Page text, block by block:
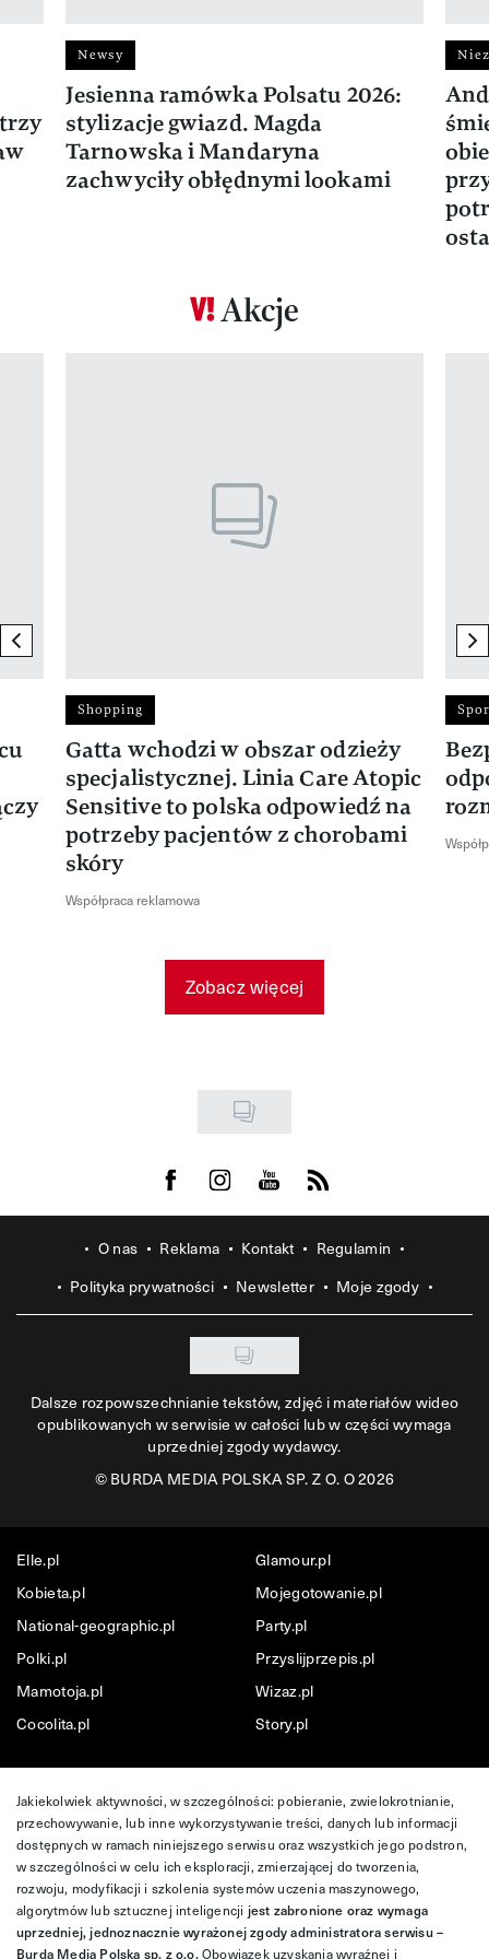
Newsy
Jesienna ramówka Polsatu 2026:
stylizacje gwiazd. Magda
Tarnowska i Mandaryna
zachwyciły obłędnymi lookami
Akcje
previous element
Shopping
Gatta wchodzi w obszar odzieży
specjalistycznej. Linia Care Atopic
Sensitive to polska odpowiedź na
potrzeby pacjentów z chorobami
skóry
Współpraca reklamowa
Zobacz więcej
Visit us on Facebook
Visit us on Instagram
Visit us on Youtube
Visit us on Rss
O nas Reklama Kontakt
Regulamin
Polityka prywatności
Newsletter Moje zgody
Dalsze rozpowszechnianie tekstów, zdjęć i materiałów wideo
opublikowanych w serwisie w całości lub w części wymaga
uprzedniej zgody wydawcy.
©BURDA MEDIA POLSKA SP. Z O. O 2026
Elle.pl
Glamour.pl
Kobieta.pl
Mojegotowanie.pl
National-geographic.pl
Party.pl
Polki.pl
Przyslijprzepis.pl
Mamotoja.pl
Wizaz.pl
Cocolita.pl
Story.pl
Jakiekolwiek aktywności, w szczególności: pobieranie, zwielokrotnianie,
przechowywanie, lub inne wykorzystywanie treści, danych lub informacji
dostępnych w ramach niniejszego serwisu oraz wszystkich jego podstron,
w szczególności w celu ich eksploracji, zmierzającej do tworzenia,
rozwoju, modyfikacji i szkolenia systemów uczenia maszynowego,
algorytmów lub sztucznej inteligencji jest zabronione oraz wymaga
uprzedniej, jednoznacznie wyrażonej zgody administratora serwisu –
Burda Media Polska sp. z o.o.Obowiązek uzyskania wyraźnej i